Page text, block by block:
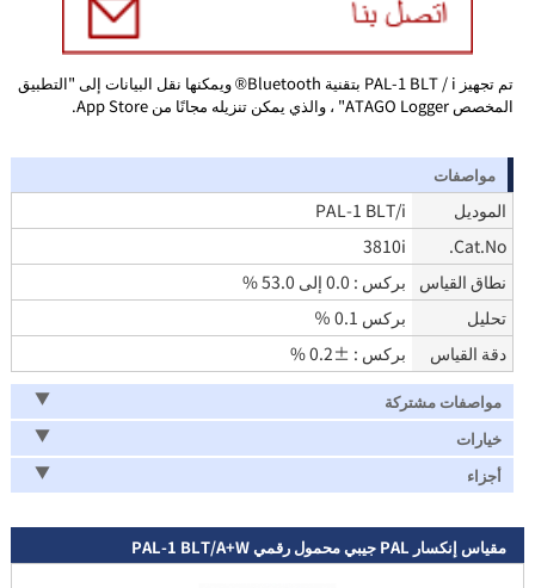
تم تجهيز PAL-1 BLT / i بتقنية Bluetooth® ويمكنها نقل البيانات إلى "التطبيق
المخصص ATAGO Logger" ، والذي يمكن تنزيله مجانًا من App Store.
مواصفات
الموديل
PAL-1 BLT/i
Cat.No.
3810i
نطاق القياس
بركس : 0.0 إلى 53.0 %
تحليل
بركس 0.1 ％
دقة القياس
بركس : ±0.2 %
مواصفات مشتركة
خيارات
أجزاء
مقياس إنكسار PAL جيبي محمول رقمي PAL-1 BLT/A+W